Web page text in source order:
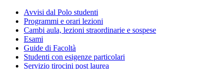
Avvisi dal Polo studenti
Programmi e orari lezioni
Cambi aula, lezioni straordinarie e sospese
Esami
Guide di Facoltà
Studenti con esigenze particolari
Servizio tirocini post laurea